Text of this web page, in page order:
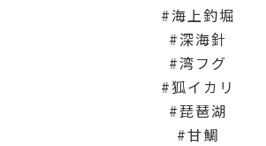
海上釣堀
深海針
湾フグ
狐イカリ
琵琶湖
甘鯛